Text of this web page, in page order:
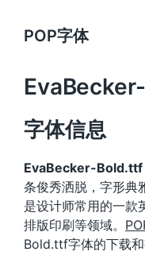
POP字体
字体信息
EvaBecker-Bold.ttf
条俊秀洒脱，字形典
是设计师常用的一款
排版印刷等领域。
Bold.ttf字体的下载和